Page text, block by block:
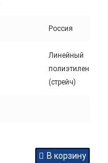
Россия
Линейный
полиэтилен
(стрейч)
В корзину